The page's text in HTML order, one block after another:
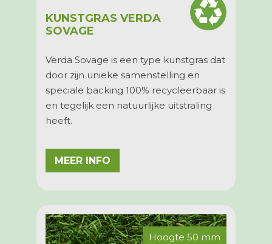
KUNSTGRAS VERDA
SOVAGE
Verda Sovage is een type kunstgras dat
door zijn unieke samenstelling en
speciale backing 100% recycleerbaar is
en tegelijk een natuurlijke uitstraling
heeft.
MEER INFO
Hoogte 50 mm